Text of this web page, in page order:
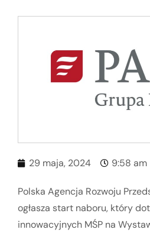
29 maja, 2024 9:58 am
Polska Agencja Rozwoju
ogłasza start naboru, który
innowacyjnych MŚP na